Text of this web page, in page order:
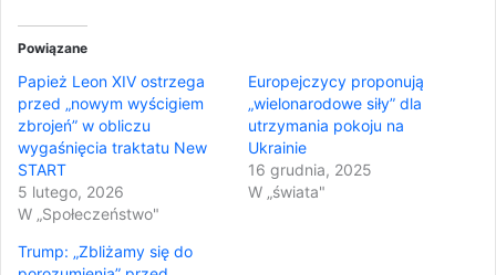
Powiązane
Papież Leon XIV ostrzega
przed „nowym wyścigiem
zbrojeń” w obliczu
wygaśnięcia traktatu New
START
5 lutego, 2026
W „Społeczeństwo"
Europejczycy proponują
„wielonarodowe siły” dla
utrzymania pokoju na
Ukrainie
16 grudnia, 2025
W „świata"
Trump: „Zbliżamy się do